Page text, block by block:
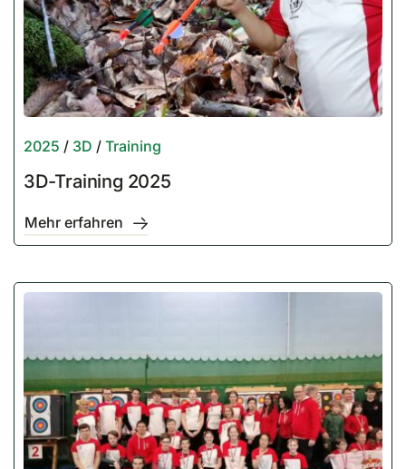
2025 / 3D / Training
3D-Training 2025
Mehr erfahren